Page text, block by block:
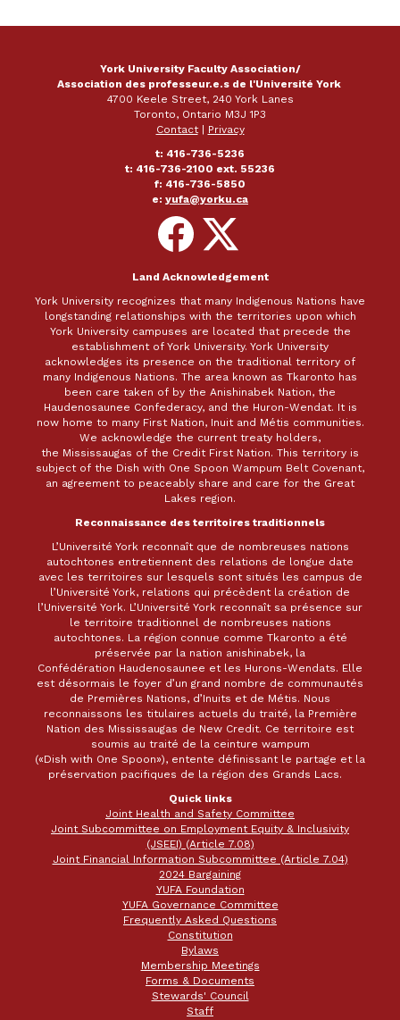
York University Faculty Association/
Association des professeur.e.s de l'Université York
4700 Keele Street, 240 York Lanes
Toronto, Ontario M3J 1P3
Contact|
Privacy
t: 416-736-5236
t: 416-736-2100 ext. 55236
f: 416-736-5850
e: yufa@yorku.ca
Follow
on
Facebook
Follow
on
X
Land Acknowledgement
York University recognizes that many Indigenous Nations have
longstanding relationships with the territories upon which
York University campuses are located that precede the
establishment of York University. York University
acknowledges its presence on the traditional territory of
many Indigenous Nations. The area known as Tkaronto has
been care taken of by the Anishinabek Nation, the
Haudenosaunee Confederacy, and the Huron-Wendat. It is
now home to many First Nation, Inuit and Métis communities.
We acknowledge the current treaty holders,
the Mississaugas of the Credit First Nation. This territory is
subject of the Dish with One Spoon Wampum Belt Covenant,
an agreement to peaceably share and care for the Great
Lakes region.
Reconnaissance des territoires traditionnels
L’Université York reconnaît que de nombreuses nations
autochtones entretiennent des relations de longue date
avec les territoires sur lesquels sont situés les campus de
l’Université York, relations qui précèdent la création de
l’Université York. L’Université York reconnaît sa présence sur
le territoire traditionnel de nombreuses nations
autochtones. La région connue comme Tkaronto a été
préservée par la nation anishinabek, la
Confédération Haudenosaunee et les Hurons-Wendats. Elle
est désormais le foyer d’un grand nombre de communautés
de Premières Nations, d’Inuits et de Métis. Nous
reconnaissons les titulaires actuels du traité, la Première
Nation des Mississaugas de New Credit. Ce territoire est
soumis au traité de la ceinture wampum
(«Dish with One Spoon»), entente définissant le partage et la
préservation pacifiques de la région des Grands Lacs.
Quick links
Joint Health and Safety Committee
Joint Subcommittee on Employment Equity & Inclusivity
(JSEEI) (Article 7.08)
Joint Financial Information Subcommittee (Article 7.04)
2024 Bargaining
YUFA Foundation
YUFA Governance Committee
Frequently Asked Questions
Constitution
Bylaws
Membership Meetings
Forms & Documents
Stewards' Council
Staff